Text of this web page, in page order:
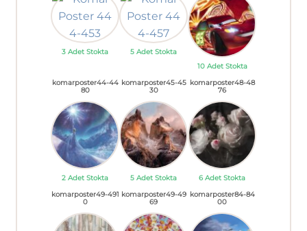
3 Adet Stokta
5 Adet Stokta
10 Adet Stokta
komarposter44-44
80
2 Adet Stokta
komarposter45-45
30
5 Adet Stokta
komarposter48-48
76
6 Adet Stokta
komarposter49-491
0
komarposter49-49
69
komarposter84-84
00